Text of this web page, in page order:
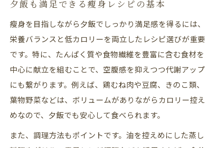
夕飯も満足できる瘦身レシピの基本
瘦身を目指しながら夕飯でしっかり満足感を得るには、
栄養バランスと低カロリーを両立したレシピ選びが重要
です。特に、たんぱく質や食物繊維を豊富に含む食材を
中心に献立を組むことで、空腹感を抑えつつ代謝アップ
にも繋がります。例えば、鶏むね肉や豆腐、きのこ類、
葉物野菜などは、ボリュームがありながらカロリー控え
めなので、夕飯でも安心して食べられます。
また、調理方法もポイントです。油を控えめにした蒸し